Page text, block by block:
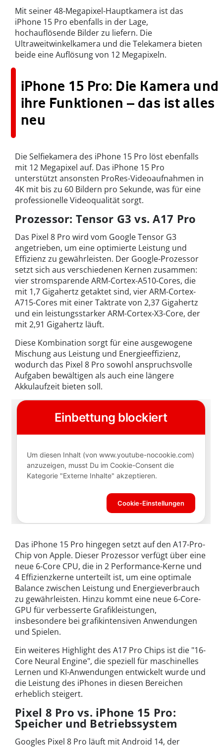
Mit seiner 48-Megapixel-Hauptkamera ist das
iPhone 15 Pro ebenfalls in der Lage,
hochauflösende Bilder zu liefern. Die
Ultraweitwinkelkamera und die Telekamera bieten
beide eine Auflösung von 12 Megapixeln.
iPhone 15 Pro: Die Kamera und
ihre Funktionen – das ist alles
neu
Die Selfiekamera des iPhone 15 Pro löst ebenfalls
mit 12 Megapixel auf. Das iPhone 15 Pro
unterstützt ansonsten ProRes-Videoaufnahmen in
4K mit bis zu 60 Bildern pro Sekunde, was für eine
professionelle Videoqualität sorgt.
Prozessor: Tensor G3 vs. A17 Pro
Das Pixel 8 Pro wird vom Google Tensor G3
angetrieben, um eine optimierte Leistung und
Effizienz zu gewährleisten. Der Google-Prozessor
setzt sich aus verschiedenen Kernen zusammen:
vier stromsparende ARM-Cortex-A510-Cores, die
mit 1,7 Gigahertz getaktet sind, vier ARM-Cortex-
A715-Cores mit einer Taktrate von 2,37 Gigahertz
und ein leistungsstarker ARM-Cortex-X3-Core, der
mit 2,91 Gigahertz läuft.
Diese Kombination sorgt für eine ausgewogene
Mischung aus Leistung und Energieeffizienz,
wodurch das Pixel 8 Pro sowohl anspruchsvolle
Aufgaben bewältigen als auch eine längere
Akkulaufzeit bieten soll.
Das iPhone 15 Pro hingegen setzt auf den A17-Pro-
Chip von Apple. Dieser Prozessor verfügt über eine
neue 6-Core CPU, die in 2 Performance-Kerne und
4 Effizienzkerne unterteilt ist, um eine optimale
Balance zwischen Leistung und Energieverbrauch
zu gewährleisten. Hinzu kommt eine neue 6-Core-
GPU für verbesserte Grafikleistungen,
insbesondere bei grafikintensiven Anwendungen
und Spielen.
Ein weiteres Highlight des A17 Pro Chips ist die "16-
Core Neural Engine", die speziell für maschinelles
Lernen und KI-Anwendungen entwickelt wurde und
die Leistung des iPhones in diesen Bereichen
erheblich steigert.
Pixel 8 Pro vs. iPhone 15 Pro:
Speicher und Betriebssystem
Googles Pixel 8 Pro läuft mit Android 14, der